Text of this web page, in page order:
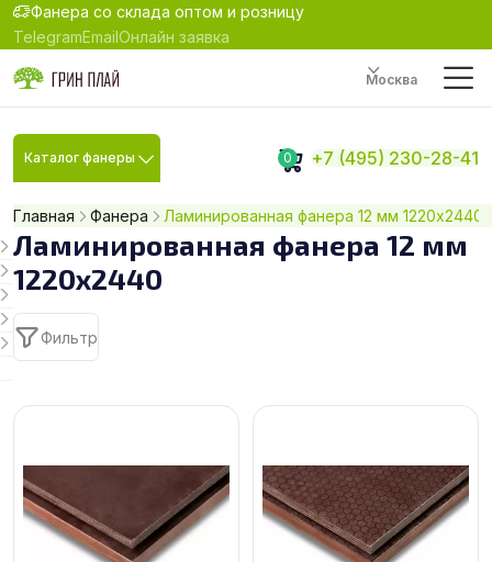
Фанера со склада оптом и розницу
TelegramEmailОнлайн заявка
Москва
Каталог фанеры 0 +7 (495) 230-28-41
Главная Фанера Ламинированная фанера 12 мм 1220х2440
Ламинированная фанера 12 мм
1220х2440
Фильтр